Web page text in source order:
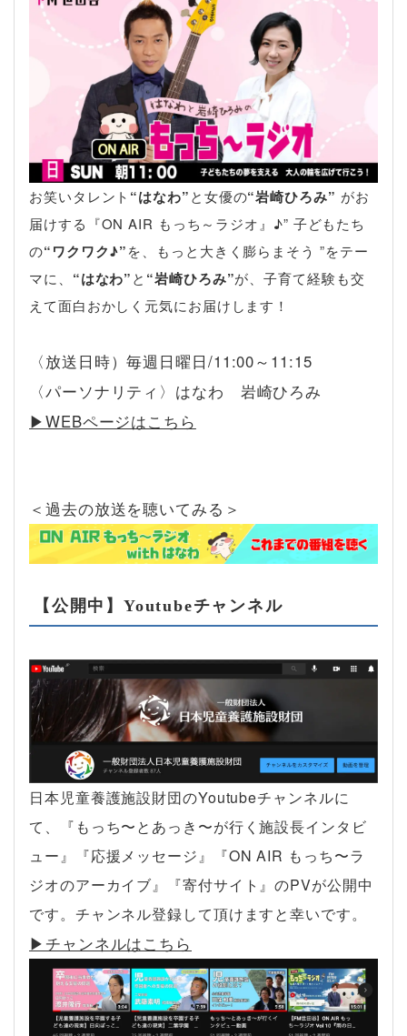
お笑いタレント “はなわ”と女優の“岩崎ひろみ” がお
届けする『ON AIR もっち～ラジオ』♪” 子どもたち
の“ワクワク♪”を、もっと大きく膨らまそう ”をテー
マに、 “はなわ”と “岩崎ひろみ”が、子育て経験も交
えて面白おかしく元気にお届けします！
〈放送日時）毎週日曜日/11:00～11:15
〈パーソナリティ〉はなわ 岩崎ひろみ
▶︎WEBページはこちら
＜過去の放送を聴いてみる＞
【公開中】Youtubeチャンネル
日本児童養護施設財団のYoutubeチャンネルに
て、『もっち〜とあっき〜が行く施設長インタビ
ュー』『応援メッセージ』『ON AIR もっち〜ラ
ジオのアーカイブ』『寄付サイト』のPVが公開中
です。チャンネル登録して頂けますと幸いです。
▶︎チャンネルはこちら